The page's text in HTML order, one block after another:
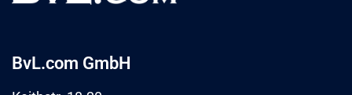
BvL.com GmbH